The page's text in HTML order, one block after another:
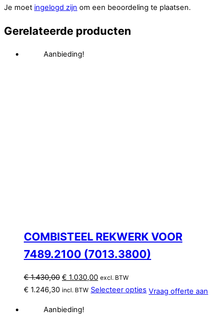
Je moet ingelogd zijn om een beoordeling te plaatsen.
Gerelateerde producten
Aanbieding!
COMBISTEEL REKWERK VOOR
7489.2100 (7013.3800)
€1.430,00 Oorspronkelijke
prijs
€ 1.430,00.
€ 1.030,00Huidige
prijs
excl. BTW
€ 1.246,30 incl. BTW Selecteer opties Vraag offerte aan
Aanbieding!